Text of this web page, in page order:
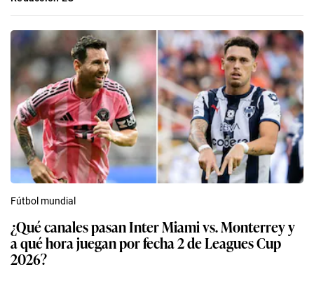
Fútbol mundial
¿Qué canales pasan Inter Miami vs. Monterrey y
a qué hora juegan por fecha 2 de Leagues Cup
2026?